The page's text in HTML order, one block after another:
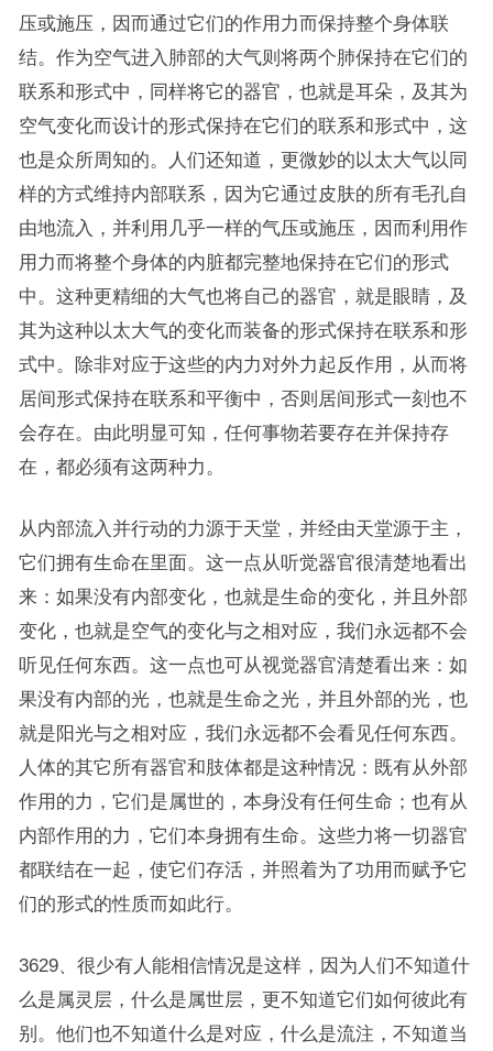
压或施压，因而通过它们的作用力而保持整个身体联
结。作为空气进入肺部的大气则将两个肺保持在它们的
联系和形式中，同样将它的器官，也就是耳朵，及其为
空气变化而设计的形式保持在它们的联系和形式中，这
也是众所周知的。人们还知道，更微妙的以太大气以同
样的方式维持内部联系，因为它通过皮肤的所有毛孔自
由地流入，并利用几乎一样的气压或施压，因而利用作
用力而将整个身体的内脏都完整地保持在它们的形式
中。这种更精细的大气也将自己的器官，就是眼睛，及
其为这种以太大气的变化而装备的形式保持在联系和形
式中。除非对应于这些的内力对外力起反作用，从而将
居间形式保持在联系和平衡中，否则居间形式一刻也不
会存在。由此明显可知，任何事物若要存在并保持存
在，都必须有这两种力。
从内部流入并行动的力源于天堂，并经由天堂源于主，
它们拥有生命在里面。这一点从听觉器官很清楚地看出
来：如果没有内部变化，也就是生命的变化，并且外部
变化，也就是空气的变化与之相对应，我们永远都不会
听见任何东西。这一点也可从视觉器官清楚看出来：如
果没有内部的光，也就是生命之光，并且外部的光，也
就是阳光与之相对应，我们永远都不会看见任何东西。
人体的其它所有器官和肢体都是这种情况：既有从外部
作用的力，它们是属世的，本身没有任何生命；也有从
内部作用的力，它们本身拥有生命。这些力将一切器官
都联结在一起，使它们存活，并照着为了功用而赋予它
们的形式的性质而如此行。
3629、很少有人能相信情况是这样，因为人们不知道什
么是属灵层，什么是属世层，更不知道它们如何彼此有
别。他们也不知道什么是对应，什么是流注，不知道当